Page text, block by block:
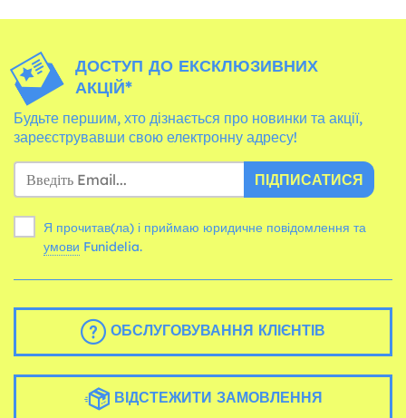
ДОСТУП ДО ЕКСКЛЮЗИВНИХ
АКЦІЙ*
Будьте першим, хто дізнається про новинки та акції,
зареєструвавши свою електронну адресу!
ПІДПИСАТИСЯ
Я прочитав(ла) і приймаю юридичне повідомлення та
умови Funidelia.
ОБСЛУГОВУВАННЯ КЛІЄНТІВ
ВІДСТЕЖИТИ ЗАМОВЛЕННЯ